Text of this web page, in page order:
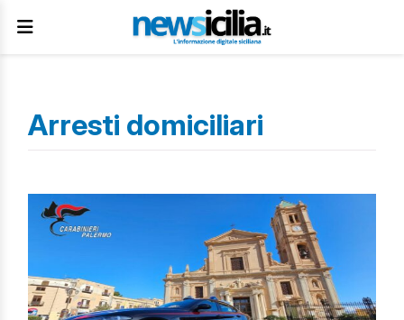
Arresti domiciliari